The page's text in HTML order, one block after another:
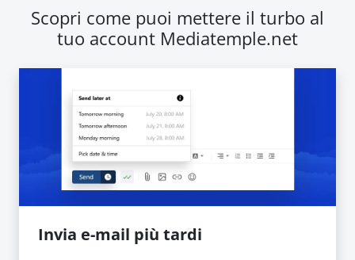
Scopri come puoi mettere il turbo al
tuo account Mediatemple.net
Invia e-mail più tardi